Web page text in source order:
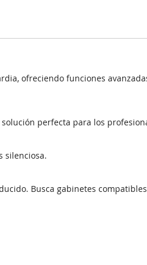
ofreciendo funciones
perfecta para los
silenciosa.
Busca gabinetes